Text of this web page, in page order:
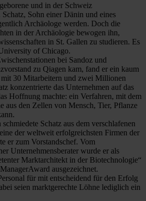
und in der Schweiz
Sohn einer Dänin und eines
Archäologe werden. Doch die
in der Archäologie bewogen ihn,
in St. Gallen zu studieren. Es
of Chicago.
bei Sandoz und
zu Qiagen kam, fand er ein kaum
mit 30 Mitarbeitern und zwei Millionen
konzentrierte das Unternehmen auf das
Hoffnung machte: ein Verfahren, mit dem
aus den Zellen von Mensch, Tier, Pflanze
Schatz aus dem verschlafenen
der weltweit erfolgreichsten Firmen der
er zum Vorstandschef. Vom
Unternehmensberater wurde er als
Marktarchitekt in der Biotechnologie“
ausgezeichnet.
für mit entscheidend für den Erfolg
seien marktgerechte Löhne lediglich ein